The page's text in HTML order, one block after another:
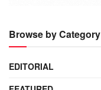
Browse by Category
EDITORIAL